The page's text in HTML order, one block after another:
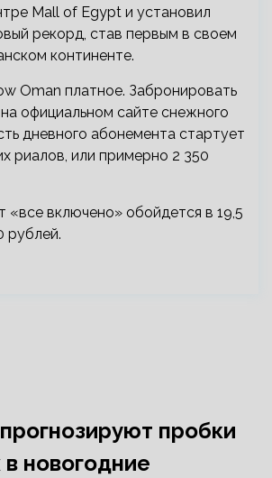
Mall of Egypt и установил
рекорд, став первым в своем
континенте.
Oman платное. Забронировать
официальном сайте снежного
дневного абонемента стартует
риалов, или примерно 2 350
«все включено» обойдется в 19,5
рублей.
пробки
новогодние